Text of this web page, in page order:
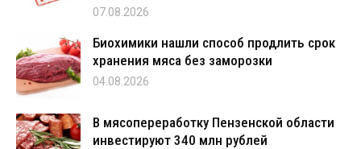
07.08.2026
Биохимики нашли способ продлить срок
хранения мяса без заморозки
04.08.2026
В мясопереработку Пензенской области
инвестируют 340 млн рублей